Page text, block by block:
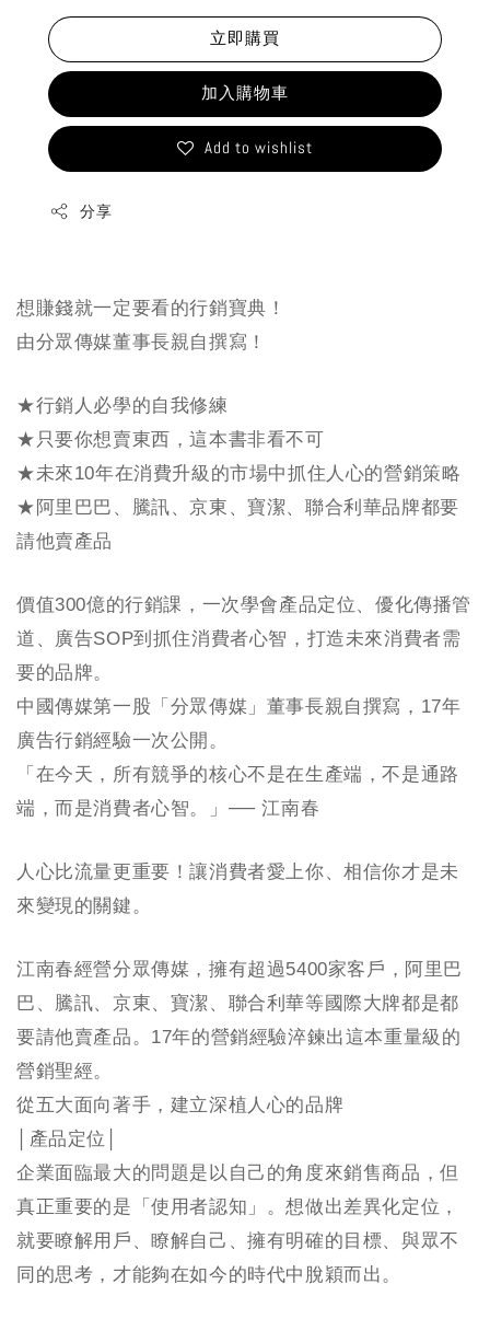
立即購買
加入購物車
Add to wishlist
分享
想賺錢就一定要看的行銷寶典！
由分眾傳媒董事長親自撰寫！
★行銷人必學的自我修練
★只要你想賣東西，這本書非看不可
★未來10年在消費升級的市場中抓住人心的營銷策略
★阿里巴巴、騰訊、京東、寶潔、聯合利華品牌都要
請他賣產品
價值300億的行銷課，一次學會產品定位、優化傳播管
道、廣告SOP到抓住消費者心智，打造未來消費者需
要的品牌。
中國傳媒第一股「分眾傳媒」董事長親自撰寫，17年
廣告行銷經驗一次公開。
「在今天，所有競爭的核心不是在生產端，不是通路
端，而是消費者心智。」── 江南春
人心比流量更重要！讓消費者愛上你、相信你才是未
來變現的關鍵。
江南春經營分眾傳媒，擁有超過5400家客戶，阿里巴
巴、騰訊、京東、寶潔、聯合利華等國際大牌都是都
要請他賣產品。17年的營銷經驗淬鍊出這本重量級的
營銷聖經。
從五大面向著手，建立深植人心的品牌
│產品定位│
企業面臨最大的問題是以自己的角度來銷售商品，但
真正重要的是「使用者認知」。想做出差異化定位，
就要瞭解用戶、瞭解自己、擁有明確的目標、與眾不
同的思考，才能夠在如今的時代中脫穎而出。